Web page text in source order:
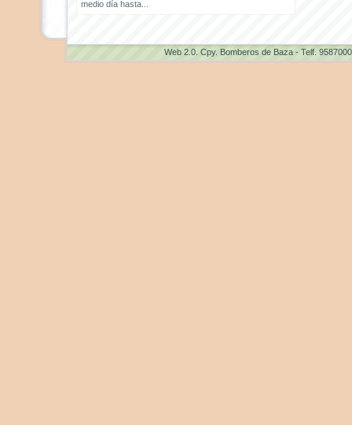
medio día hasta...
Web 2.0 . Cpy. Bomberos de Baza - Telf.